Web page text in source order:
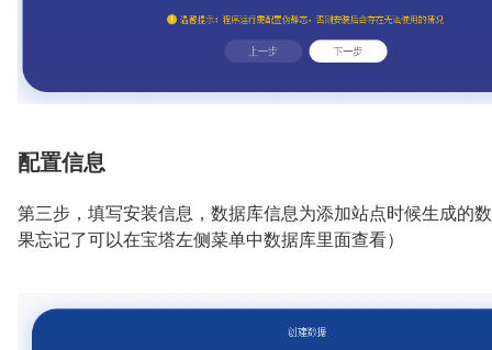
配置信息
第三步，填写安装信息，数据库信息为添加站点时候生成的
果忘记了可以在宝塔左侧菜单中数据库里面查看）